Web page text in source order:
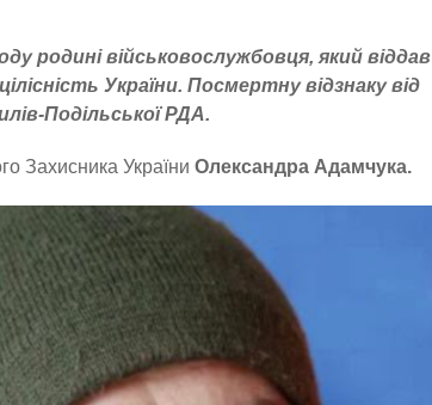
родині військовослужбовця, який віддав
України. Посмертну відзнаку від
Подільської РДА.
Захисника України Олександра Адамчука.